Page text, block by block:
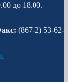
до 18.00.
(867-2) 53-62-